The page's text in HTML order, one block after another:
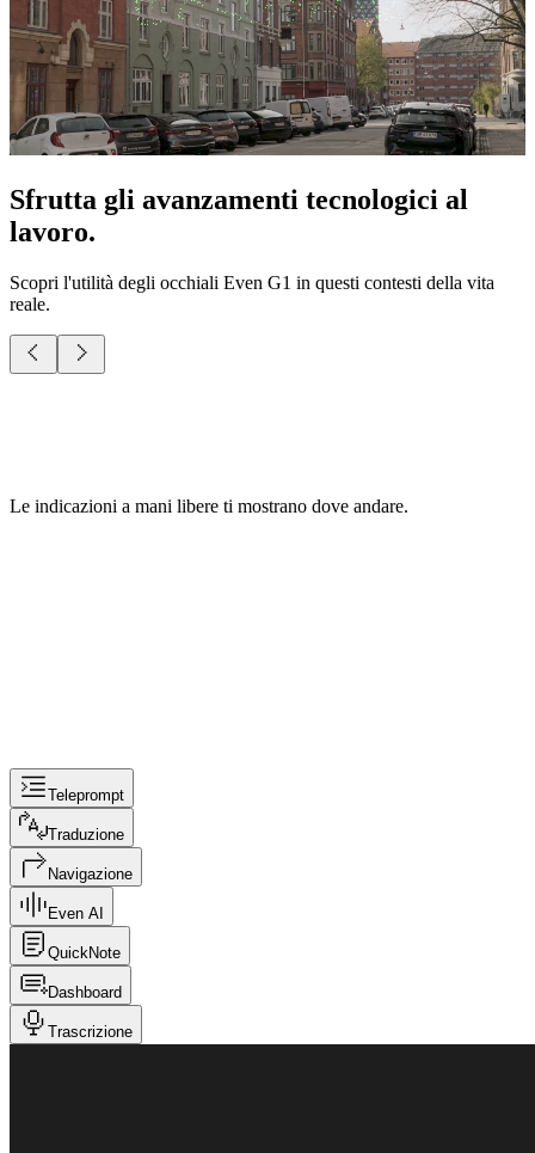
Sfrutta gli avanzamenti tecnologici al
lavoro.
Scopri l'utilità degli occhiali Even G1 in questi contesti della vita
reale.
Teleprompt
Traduzione
Navigazione
Even AI
QuickNote
Dashboard
Trascrizione